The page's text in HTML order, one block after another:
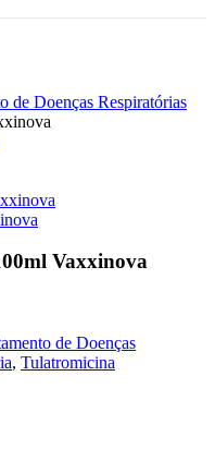
de Doenças Respiratórias
Vaxxinova
de Doenças
, Tulatromicina